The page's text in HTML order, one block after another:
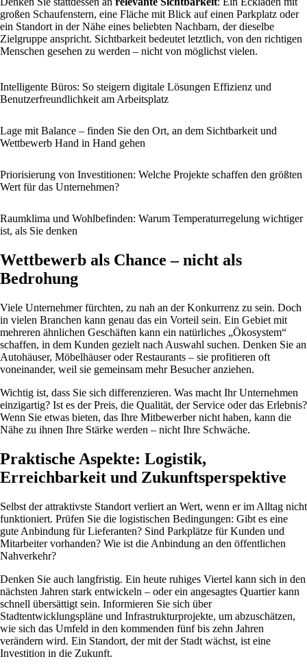
großen Schaufenstern, eine Fläche mit Blick auf einen Parkplatz oder
ein Standort in der Nähe eines beliebten Nachbarn, der dieselbe
Zielgruppe anspricht. Sichtbarkeit bedeutet letztlich, von den richtigen
Menschen gesehen zu werden – nicht von möglichst vielen.
Intelligente Büros: So steigern digitale Lösungen Effizienz und
Benutzerfreundlichkeit am Arbeitsplatz
Lage mit Balance – finden Sie den Ort, an dem Sichtbarkeit und
Wettbewerb Hand in Hand gehen
Priorisierung von Investitionen: Welche Projekte schaffen den größten
Wert für das Unternehmen?
Raumklima und Wohlbefinden: Warum Temperaturregelung wichtiger
ist, als Sie denken
Wettbewerb als Chance – nicht als
Bedrohung
Viele Unternehmer fürchten, zu nah an der Konkurrenz zu sein. Doch
in vielen Branchen kann genau das ein Vorteil sein. Ein Gebiet mit
mehreren ähnlichen Geschäften kann ein natürliches „Ökosystem“
schaffen, in dem Kunden gezielt nach Auswahl suchen. Denken Sie an
Autohäuser, Möbelhäuser oder Restaurants – sie profitieren oft
voneinander, weil sie gemeinsam mehr Besucher anziehen.
Wichtig ist, dass Sie sich differenzieren. Was macht Ihr Unternehmen
einzigartig? Ist es der Preis, die Qualität, der Service oder das Erlebnis?
Wenn Sie etwas bieten, das Ihre Mitbewerber nicht haben, kann die
Nähe zu ihnen Ihre Stärke werden – nicht Ihre Schwäche.
Praktische Aspekte: Logistik,
Erreichbarkeit und Zukunftsperspektive
Selbst der attraktivste Standort verliert an Wert, wenn er im Alltag nicht
funktioniert. Prüfen Sie die logistischen Bedingungen: Gibt es eine
gute Anbindung für Lieferanten? Sind Parkplätze für Kunden und
Mitarbeiter vorhanden? Wie ist die Anbindung an den öffentlichen
Nahverkehr?
Denken Sie auch langfristig. Ein heute ruhiges Viertel kann sich in den
nächsten Jahren stark entwickeln – oder ein angesagtes Quartier kann
schnell übersättigt sein. Informieren Sie sich über
Stadtentwicklungspläne und Infrastrukturprojekte, um abzuschätzen,
wie sich das Umfeld in den kommenden fünf bis zehn Jahren
verändern wird. Ein Standort, der mit der Stadt wächst, ist eine
Investition in die Zukunft.